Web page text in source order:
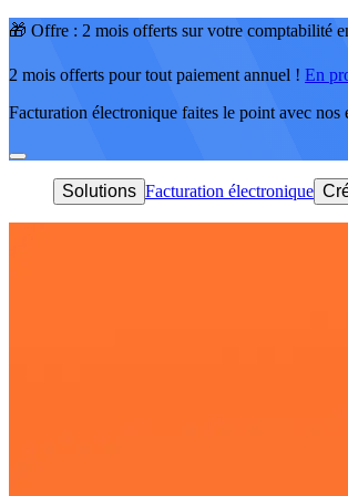
🎁 Offre : 2 mois offerts sur votre comptabilité
2 mois offerts pour tout paiement annuel ! En
Facturation électronique faites le point avec nos
Solutions Facturation électronique